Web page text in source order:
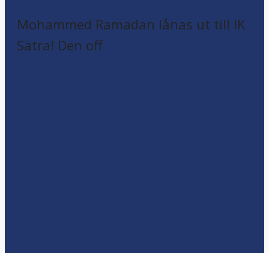
Mohammed Ramadan lånas ut till IK
Sätra! Den off